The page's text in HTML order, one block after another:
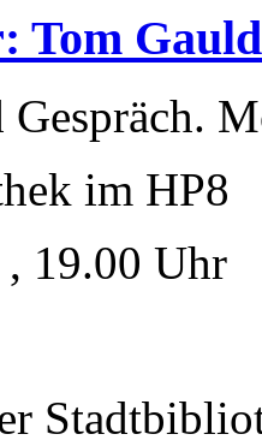
Tom
Gespräch.
im HP8
, 19.00 Uhr